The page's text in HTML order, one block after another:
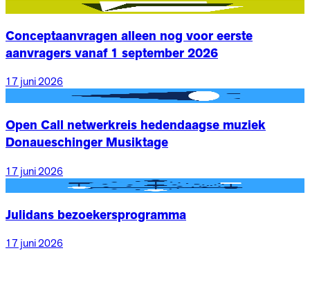
Conceptaanvragen alleen nog voor eerste
aanvragers vanaf 1 september 2026
17 juni 2026
Open Call netwerkreis hedendaagse muziek
Donaueschinger Musiktage
17 juni 2026
Julidans bezoekersprogramma
17 juni 2026